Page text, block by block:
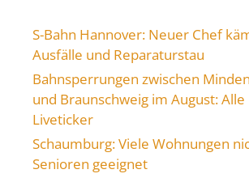
S-Bahn Hannover: Neuer Chef
Ausfälle und Reparaturstau
Bahnsperrungen zwischen
und Braunschweig im August:
Liveticker
Schaumburg: Viele Wohnungen
Senioren geeignet